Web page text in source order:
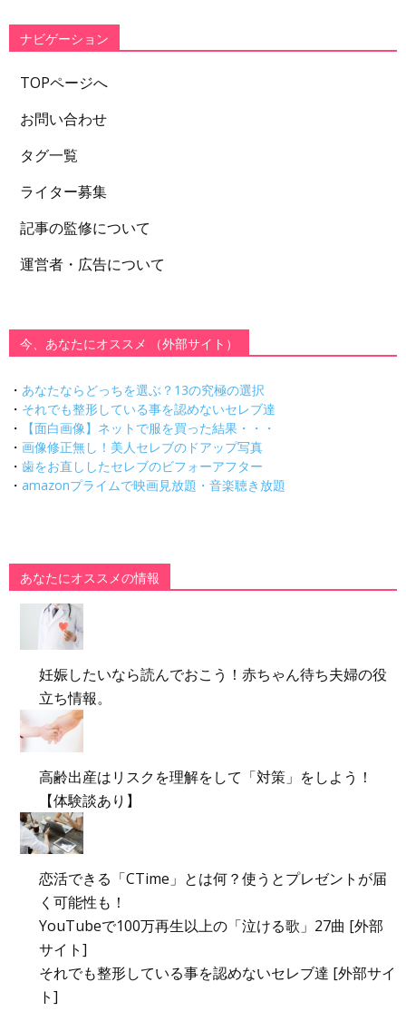
ー
ナビゲーション
TOPページへ
お問い合わせ
タグ一覧
ライター募集
記事の監修について
運営者・広告について
今、あなたにオススメ （外部サイト）
・ あなたならどっちを選ぶ？13の究極の選択
・ それでも整形している事を認めないセレブ達
・
【面白画像】ネットで服を買った結果・・・
・ 画像修正無し！美人セレブのドアップ写真
・ 歯をお直ししたセレブのビフォーアフター
・ amazonプライムで映画見放題・音楽聴き放題
あなたにオススメの情報
妊娠したいなら読んでおこう！赤ちゃん待ち夫婦の役
立ち情報。
高齢出産はリスクを理解をして「対策」をしよう！
【体験談あり】
恋活できる「CTime」とは何？使うとプレゼントが届
く可能性も！
YouTubeで100万再生以上の「泣ける歌」27曲 [外部
サイト]
それでも整形している事を認めないセレブ達 [外部サイ
ト]